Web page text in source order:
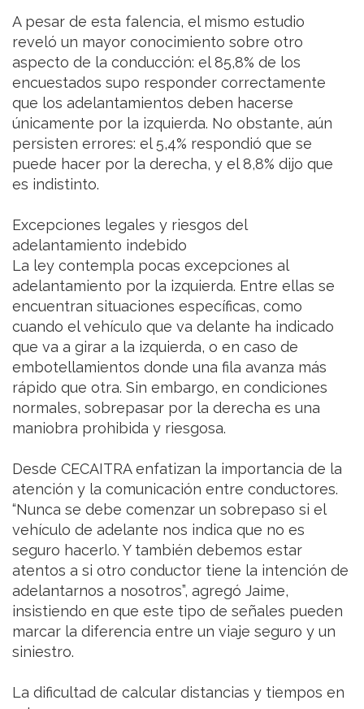
A pesar de esta falencia, el mismo estudio
reveló un mayor conocimiento sobre otro
aspecto de la conducción: el 85,8% de los
encuestados supo responder correctamente
que los adelantamientos deben hacerse
únicamente por la izquierda. No obstante, aún
persisten errores: el 5,4% respondió que se
puede hacer por la derecha, y el 8,8% dijo que
es indistinto.
Excepciones legales y riesgos del
adelantamiento indebido
La ley contempla pocas excepciones al
adelantamiento por la izquierda. Entre ellas se
encuentran situaciones específicas, como
cuando el vehículo que va delante ha indicado
que va a girar a la izquierda, o en caso de
embotellamientos donde una fila avanza más
rápido que otra. Sin embargo, en condiciones
normales, sobrepasar por la derecha es una
maniobra prohibida y riesgosa.
Desde CECAITRA enfatizan la importancia de la
atención y la comunicación entre conductores.
“Nunca se debe comenzar un sobrepaso si el
vehículo de adelante nos indica que no es
seguro hacerlo. Y también debemos estar
atentos a si otro conductor tiene la intención de
adelantarnos a nosotros”, agregó Jaime,
insistiendo en que este tipo de señales pueden
marcar la diferencia entre un viaje seguro y un
siniestro.
La dificultad de calcular distancias y tiempos en